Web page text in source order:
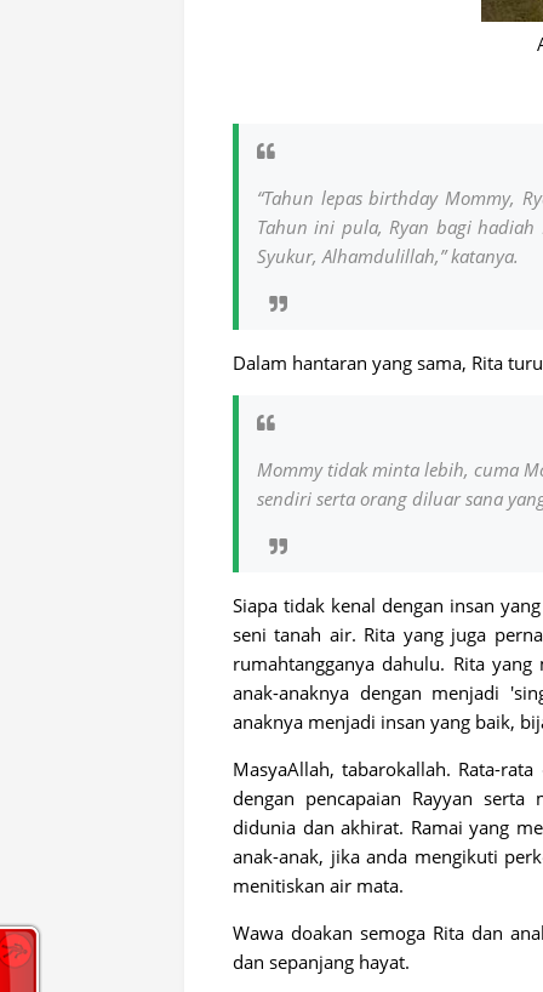
“Tahun lepas birthday Mommy,
Tahun ini pula, Ryan bagi hadiah
Syukur, Alhamdulillah,” katanya.
Dalam hantaran yang sama, Rita
Mommy tidak minta lebih, cuma
sendiri serta orang diluar sana
Siapa tidak kenal dengan insan
seni tanah air. Rita yang juga
rumahtangganya dahulu. Rita
anak-anaknya dengan menjadi
anaknya menjadi insan yang baik,
MasyaAllah, tabarokallah. Rata-
dengan pencapaian Rayyan
didunia dan akhirat. Ramai yang
anak-anak, jika anda mengikuti
menitiskan air mata.
Wawa doakan semoga Rita dan
dan sepanjang hayat.